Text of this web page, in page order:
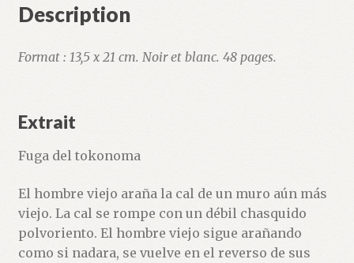
Description
Format : 13,5 x 21 cm. Noir et blanc. 48 pages.
Extrait
Fuga del tokonoma
El hombre viejo araña la cal de un muro aún más
viejo. La cal se rompe con un débil chasquido
polvoriento. El hombre viejo sigue arañando
como si nadara, se vuelve en el reverso de sus